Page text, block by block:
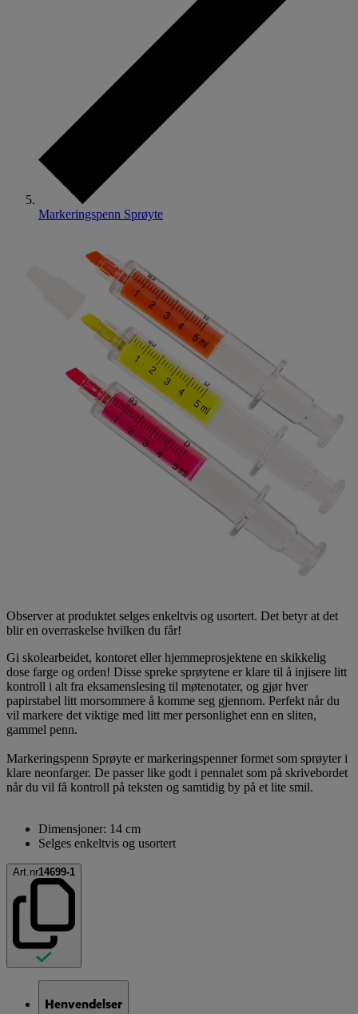
Markeringspenn Sprøyte
Observer at produktet selges enkeltvis og usortert. Det betyr at det
blir en overraskelse hvilken du får!
Gi skolearbeidet, kontoret eller hjemmeprosjektene en skikkelig
dose farge og orden! Disse spreke sprøytene er klare til å injisere litt
kontroll i alt fra eksamenslesing til møtenotater, og gjør hver
papirstabel litt morsommere å komme seg gjennom. Perfekt når du
vil markere det viktige med litt mer personlighet enn en sliten,
gammel penn.
Markeringspenn Sprøyte er markeringspenner formet som sprøyter i
klare neonfarger. De passer like godt i pennalet som på skrivebordet
når du vil få kontroll på teksten og samtidig by på et lite smil.
Dimensjoner: 14 cm
Selges enkeltvis og usortert
Art.nr14699-1
Henvendelser